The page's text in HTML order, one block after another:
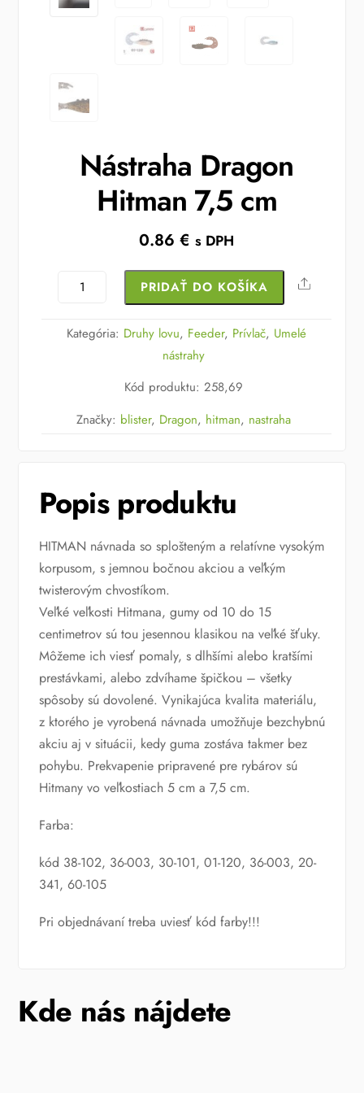
Nástraha Dragon
Hitman 7,5 cm
0.86€ s DPH
množstvo
Dragon
Hitman
PRIDAŤ DO KOŠÍKA Share
Kategória: Druhy lovu, Feeder, Prívlač, Umelé
nástrahy
Kód produktu:258,69
Značky: blister, Dragon, hitman, nastraha
Popis produktu
HITMAN návnada so splošteným a relatívne vysokým
korpusom, s jemnou bočnou akciou a veľkým
twisterovým chvostíkom.
Veľké veľkosti Hitmana, gumy od 10 do 15
centimetrov sú tou jesennou klasikou na veľké šťuky.
Môžeme ich viesť pomaly, s dlhšími alebo kratšími
prestávkami, alebo zdvíhame špičkou – všetky
spôsoby sú dovolené. Vynikajúca kvalita materiálu,
z ktorého je vyrobená návnada umožňuje bezchybnú
akciu aj v situácii, kedy guma zostáva takmer bez
pohybu. Prekvapenie pripravené pre rybárov sú
Hitmany vo veľkostiach 5 cm a 7,5 cm.
Farba:
kód 38-102, 36-003, 30-101, 01-120, 36-003, 20-
341, 60-105
Pri objednávaní treba uviesť kód farby!!!
Kde nás nájdete